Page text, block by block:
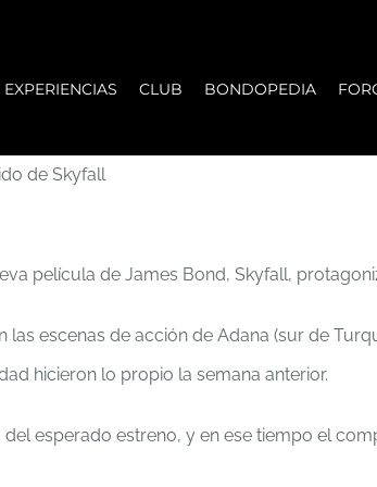
EXPERIENCIAS CLUB BONDOPEDIA
de Skyfall
película de James Bond, Skyfall,
escenas de acción de Adana (sur de
hicieron lo propio la semana anterior.
esperado estreno, y en ese tiempo el